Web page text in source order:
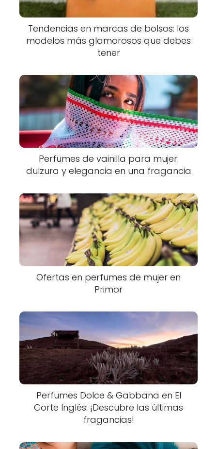
Tendencias en marcas de bolsos: los
modelos más glamorosos que debes
tener
Perfumes de vainilla para mujer:
dulzura y elegancia en una fragancia
Ofertas en perfumes de mujer en
Primor
Perfumes Dolce & Gabbana en El
Corte Inglés: ¡Descubre las últimas
fragancias!